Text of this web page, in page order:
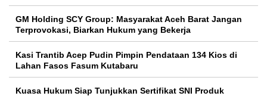
GM Holding SCY Group: Masyarakat Aceh Barat Jangan
Terprovokasi, Biarkan Hukum yang Bekerja
Kasi Trantib Acep Pudin Pimpin Pendataan 134 Kios di
Lahan Fasos Fasum Kutabaru
Kuasa Hukum Siap Tunjukkan Sertifikat SNI Produk